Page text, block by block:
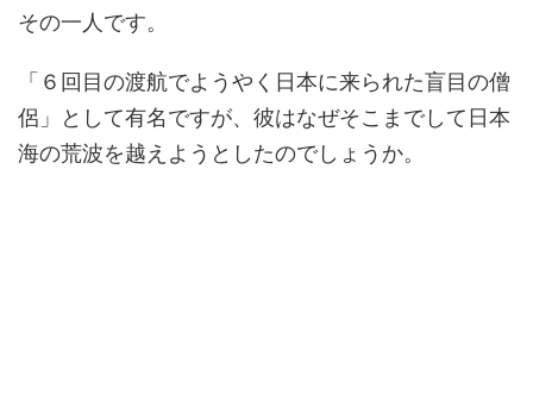
その一人です。
「６回目の渡航でようやく日本に来られた盲目の僧
侶」として有名ですが、彼はなぜそこまでして日本
海の荒波を越えようとしたのでしょうか。